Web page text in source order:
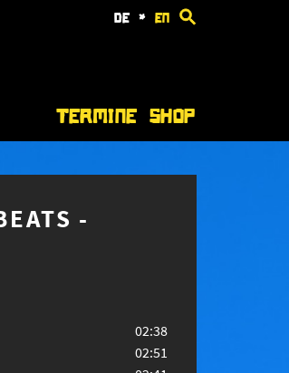
de * en
Termine Shop
-
02:38
02:51